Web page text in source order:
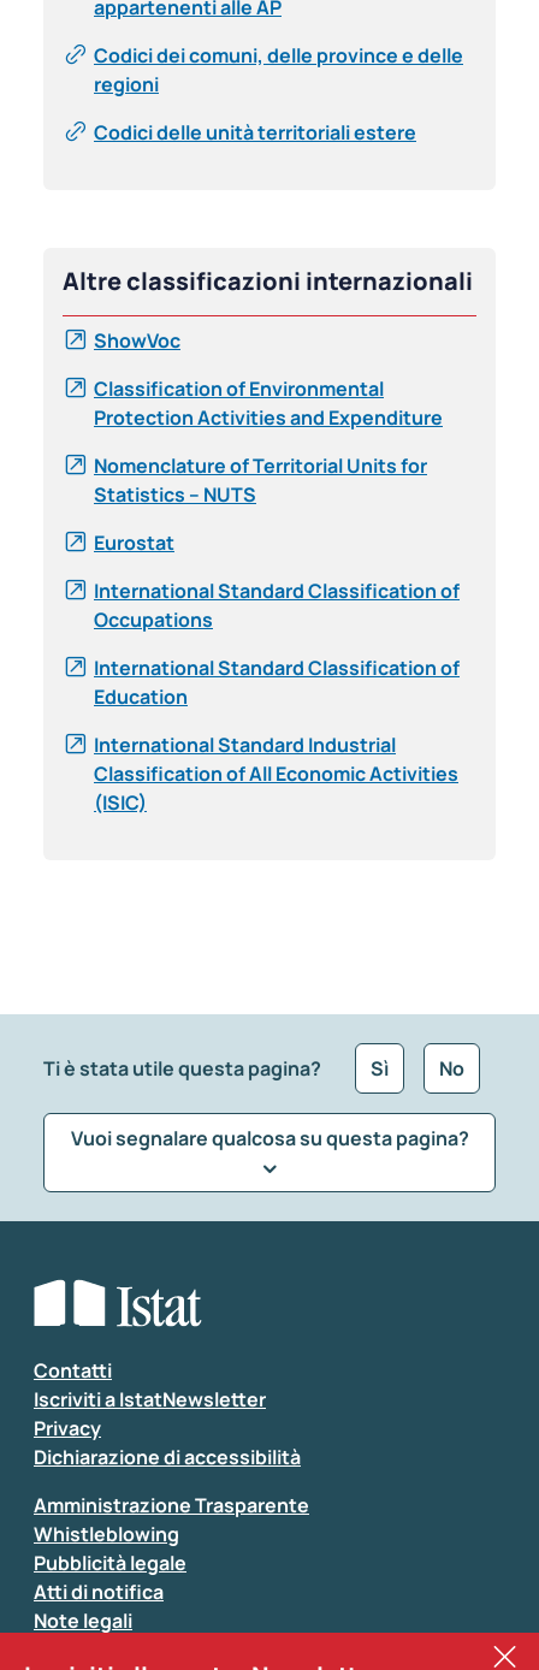
appartenenti alle AP
Codici dei comuni, delle province e delle
regioni
Codici delle unità territoriali estere
Altre classificazioni internazionali
ShowVoc
Classification of Environmental
Protection Activities and Expenditure
Nomenclature of Territorial Units for
Statistics – NUTS
Eurostat
International Standard Classification of
Occupations
International Standard Classification of
Education
International Standard Industrial
Classification of All Economic Activities
(ISIC)
Ti è stata utile questa pagina? Sì No
Vuoi segnalare qualcosa su questa pagina?
Seleziona la tipologia della segnalazione
Inserisci il tuo commento
Contatti
Iscriviti a IstatNewsletter
Privacy
Dichiarazione di accessibilità
Amministrazione Trasparente
Whistleblowing
Pubblicità legale
Atti di notifica
Note legali